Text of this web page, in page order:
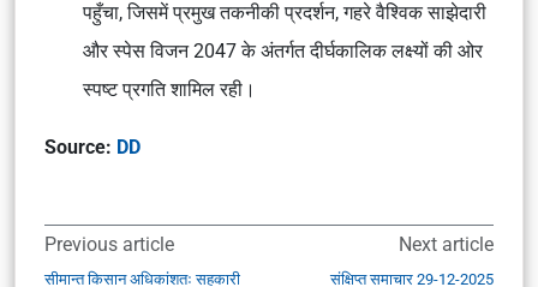
पहुँचा, जिसमें प्रमुख तकनीकी प्रदर्शन, गहरे वैश्विक साझेदारी
औरस्पेस विजन 2047के अंतर्गत दीर्घकालिक लक्ष्यों की ओर
स्पष्ट प्रगति शामिल रही।
Source: DD
Previous article
सीमान्त किसान अधिकांशतः सहकारी
Next article
संक्षिप्त समाचार 29-12-2025